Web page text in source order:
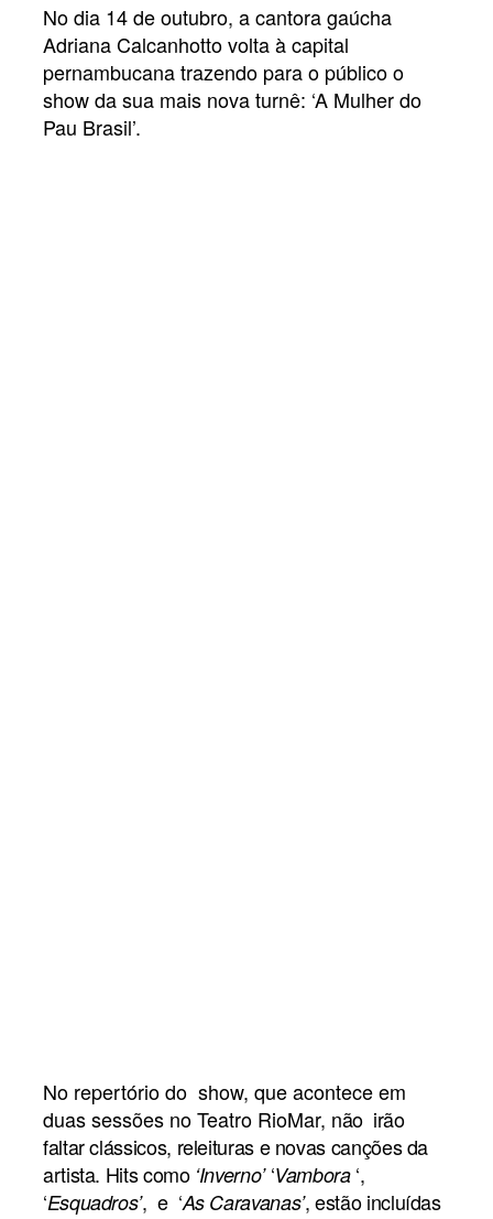
No dia 14 de outubro, a cantora gaúcha
Adriana Calcanhotto volta à capital
pernambucana trazendo para o público o
show da sua mais nova turnê: ‘A Mulher do
Pau Brasil’.
No repertório do show, que acontece em
duas sessões no Teatro RioMar, não irão
faltar clássicos, releituras e novas canções da
artista. Hits como ‘Inverno’‘Vambora‘,
‘Esquadros’, e ‘As Caravanas’, estão incluídas